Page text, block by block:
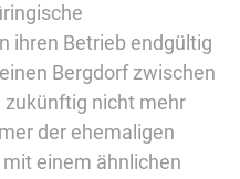
ihren Betrieb endgültig
Bergdorf zwischen
zukünftig nicht mehr
der ehemaligen
einem ähnlichen